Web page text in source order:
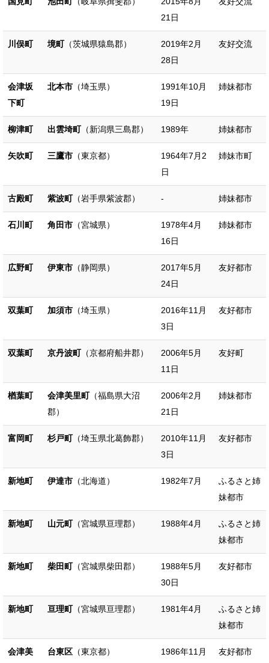
21日
川俣町 境町 （茨城県猿島郡）
2019年2月
28日
友好交流
会津坂
下町
北本市 （埼玉県）
1991年10月
19日
姉妹都市
柳津町 出雲埼町 （新潟県三島郡） 1989年 姉妹都市
矢吹町 三鷹市 （東京都）
1964年7月2
日
姉妹市町
古殿町 紫波町 （岩手県紫波郡） - 姉妹都市
石川町 角田市 （宮城県）
1978年4月
16日
姉妹都市
広野町 伊東市 （静岡県）
2017年5月
24日
友好都市
双葉町 加須市 （埼玉県）
2016年11月
3日
友好都市
双葉町 京丹波町 （京都府船井郡）
2006年5月
11日
友好町
楢葉町 会津美里町
（福島県大沼
郡）
2006年2月
21日
姉妹都市
富岡町 杉戸町 （埼玉県北葛飾郡）
2010年11月
3日
友好都市
新地町 伊達市 （北海道） 1982年7月
ふるさと姉
妹都市
新地町 山元町 （宮城県亘理郡） 1988年4月
ふるさと姉
妹都市
新地町 柴田町 （宮城県柴田郡）
1988年5月
30日
友好都市
新地町 亘理町 （宮城県亘理郡） 1981年4月
ふるさと姉
妹都市
会津美
台東区 （東京都）
1986年11月
友好都市